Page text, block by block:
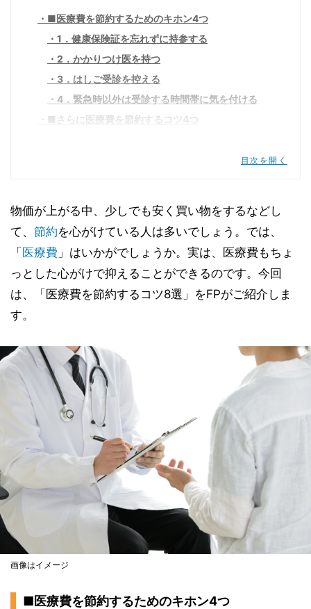
■医療費を節約するためのキホン4つ
1．健康保険証を忘れずに持参する
2．かかりつけ医を持つ
3．はしご受診を控える
4．緊急時以外は受診する時間帯に気を付ける
■さらに医療費を節約するコツ4つ
■工夫を重ねて医療費を節約しよう
目次を開く
物価が上がる中、少しでも安く買い物をするなどし
て、 節約を心がけている人は多いでしょう。では、
「 医療費 」はいかがでしょうか。実は、医療費もちょ
っとした心がけで抑えることができるのです。今回
は、「医療費を節約するコツ8選」をFPがご紹介しま
す。
画像はイメージ
■医療費を節約するためのキホン4つ